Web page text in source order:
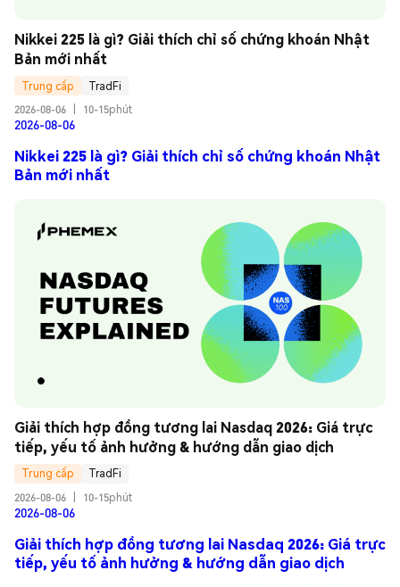
Nikkei 225 là gì? Giải thích chỉ số chứng khoán Nhật
Bản mới nhất
Trung cấp
TradFi
2026-08-06
10-15phút
2026-08-06
Nikkei 225 là gì? Giải thích chỉ số chứng khoán Nhật
Bản mới nhất
Giải thích hợp đồng tương lai Nasdaq 2026: Giá trực
tiếp, yếu tố ảnh hưởng & hướng dẫn giao dịch
Trung cấp
TradFi
2026-08-06
10-15phút
2026-08-06
Giải thích hợp đồng tương lai Nasdaq 2026: Giá trực
tiếp, yếu tố ảnh hưởng & hướng dẫn giao dịch